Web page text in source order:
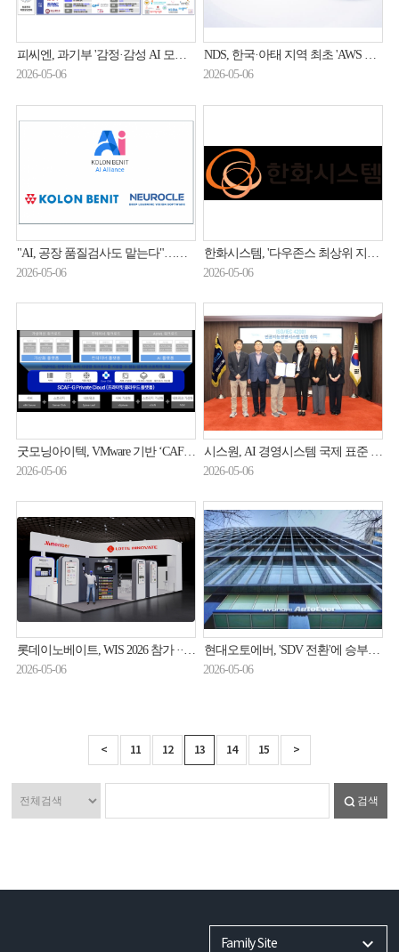
피씨엔, 과기부 '감정·감성 AI 모델 학습데이터셋 구축' 과제 수주
2026-05-06
NDS, 한국·아태 지역 최초 'AWS 생명과학 컴피턴시' 취득
2026-05-06
"AI, 공장 품질검사도 맡는다"…코오롱베니트, 제조 AX 속도전
2026-05-06
한화시스템, '다우존스 최상위 지수 아시아' 편입
2026-05-06
굿모닝아이텍, VMware 기반 ‘CAF-G Private Cloud’로 프라이빗 클라우드 구현 방안 제시
2026-05-06
시스원, AI 경영시스템 국제 표준 ISO42001 인증 취득
2026-05-06
롯데이노베이트, WIS 2026 참가 ··· AI 5대 브랜드 체계 공개
2026-05-06
현대오토에버, 'SDV 전환'에 승부수 띄운다
2026-05-06
< 11 12 13 14 15 >
검색
Family Site